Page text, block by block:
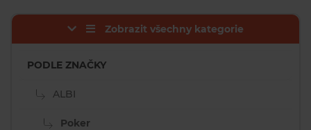
Zobrazit všechny kategorie
PODLE ZNAČKY
ALBI
Poker